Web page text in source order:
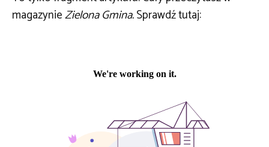
magazynieZielona Gmina.Sprawdź tutaj: